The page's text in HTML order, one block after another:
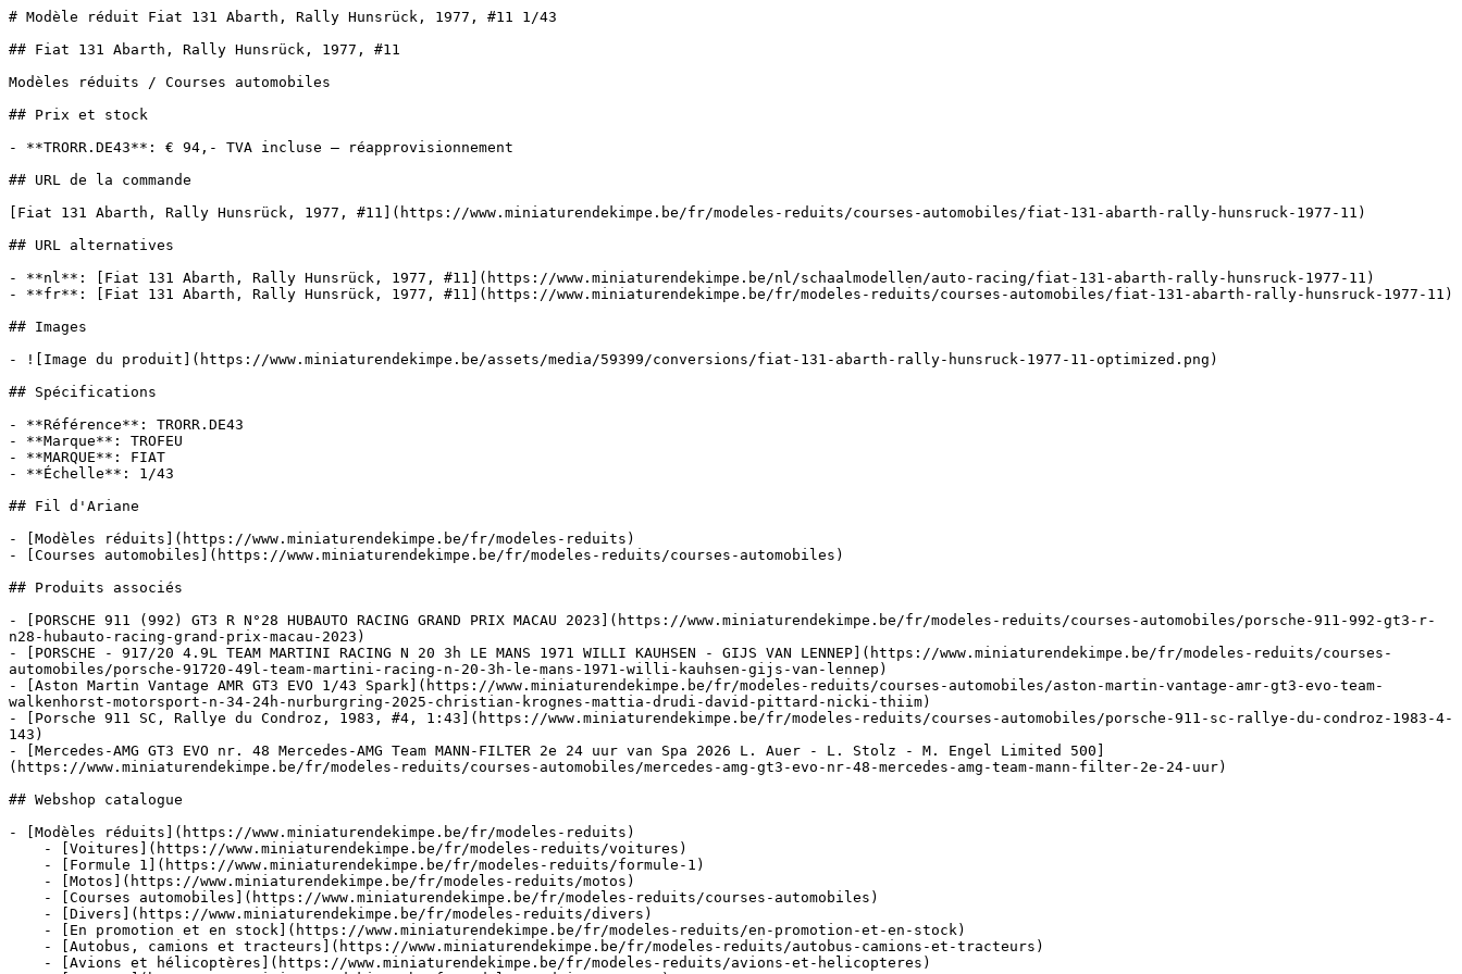
# Modèle réduit Fiat 131 Abarth, Rally Hunsrück, 1977, #11 1/43
## Fiat 131 Abarth, Rally Hunsrück, 1977, #11
Modèles réduits / Courses automobiles
## Prix et stock
- **TRORR.DE43**: € 94,- TVA incluse — réapprovisionnement
## URL de la commande
[Fiat 131 Abarth, Rally Hunsrück, 1977, #11](https://www.miniaturendekimpe.be/fr/modeles-reduits/courses-automobiles/fiat-131-abarth-rally-hunsruck-1977-11)
## URL alternatives
- **nl**: [Fiat 131 Abarth, Rally Hunsrück, 1977, #11](https://www.miniaturendekimpe.be/nl/schaalmodellen/auto-racing/fiat-131-abarth-rally-hunsruck-1977-11)
- **fr**: [Fiat 131 Abarth, Rally Hunsrück, 1977, #11](https://www.miniaturendekimpe.be/fr/modeles-reduits/courses-automobiles/fiat-131-abarth-rally-hunsruck-1977-11)
## Images
- ![Image du produit](https://www.miniaturendekimpe.be/assets/media/59399/conversions/fiat-131-abarth-rally-hunsruck-1977-11-optimized.png)
## Spécifications
- **Référence**: TRORR.DE43
- **Marque**: TROFEU
- **MARQUE**: FIAT
- **Échelle**: 1/43
## Fil d'Ariane
- [Modèles réduits](https://www.miniaturendekimpe.be/fr/modeles-reduits)
- [Courses automobiles](https://www.miniaturendekimpe.be/fr/modeles-reduits/courses-automobiles)
## Produits associés
- [PORSCHE 911 (992) GT3 R N°28 HUBAUTO RACING GRAND PRIX MACAU 2023](https://www.miniaturendekimpe.be/fr/modeles-reduits/courses-automobiles/porsche-911-992-gt3-r-
n28-hubauto-racing-grand-prix-macau-2023)
- [PORSCHE - 917/20 4.9L TEAM MARTINI RACING N 20 3h LE MANS 1971 WILLI KAUHSEN - GIJS VAN LENNEP](https://www.miniaturendekimpe.be/fr/modeles-reduits/courses-
automobiles/porsche-91720-49l-team-martini-racing-n-20-3h-le-mans-1971-willi-kauhsen-gijs-van-lennep)
- [Aston Martin Vantage AMR GT3 EVO 1/43 Spark](https://www.miniaturendekimpe.be/fr/modeles-reduits/courses-automobiles/aston-martin-vantage-amr-gt3-evo-team-
walkenhorst-motorsport-n-34-24h-nurburgring-2025-christian-krognes-mattia-drudi-david-pittard-nicki-thiim)
- [Porsche 911 SC, Rallye du Condroz, 1983, #4, 1:43](https://www.miniaturendekimpe.be/fr/modeles-reduits/courses-automobiles/porsche-911-sc-rallye-du-condroz-1983-4-
143)
- [Mercedes-AMG GT3 EVO nr. 48 Mercedes-AMG Team MANN-FILTER 2e 24 uur van Spa 2026 L. Auer - L. Stolz - M. Engel Limited 500]
(https://www.miniaturendekimpe.be/fr/modeles-reduits/courses-automobiles/mercedes-amg-gt3-evo-nr-48-mercedes-amg-team-mann-filter-2e-24-uur)
## Webshop catalogue
- [Modèles réduits](https://www.miniaturendekimpe.be/fr/modeles-reduits)